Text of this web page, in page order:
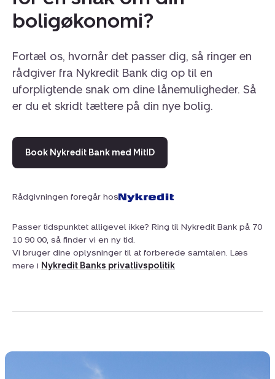
idrætshal og et aktivt foreningsliv med masser af
aktiviteter. Samtidigt er der kort vej til Mariager Fjord og
Bramslev Bakker, hvor der er et enestående
boligøkonomi?
Fortæl os, hvornår det passer dig, så ringer en
rådgiver fra Nykredit Bank dig op til en
uforpligtende snak om dine lånemuligheder. Så
er du et skridt tættere på din nye bolig.
Book Nykredit Bank med MitID
Rådgivningen foregår hos
Passer tidspunktet alligevel ikke? Ring til Nykredit Bank på 70
10 90 00, så finder vi en ny tid.
Vi bruger dine oplysninger til at forberede samtalen. Læs
mere i Nykredit Banks privatlivspolitik